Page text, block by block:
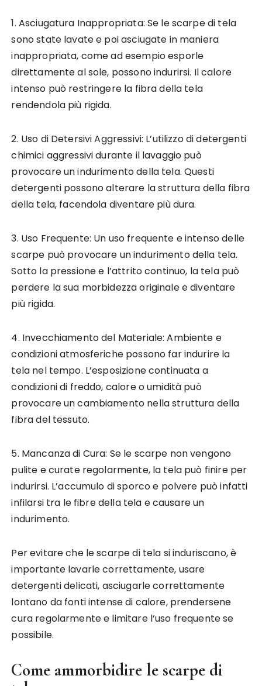
1. Asciugatura Inappropriata: Se le scarpe di tela
sono state lavate e poi asciugate in maniera
inappropriata, come ad esempio esporle
direttamente al sole, possono indurirsi. Il calore
intenso può restringere la fibra della tela
rendendola più rigida.
2. Uso di Detersivi Aggressivi: L’utilizzo di detergenti
chimici aggressivi durante il lavaggio può
provocare un indurimento della tela. Questi
detergenti possono alterare la struttura della fibra
della tela, facendola diventare più dura.
3. Uso Frequente: Un uso frequente e intenso delle
scarpe può provocare un indurimento della tela.
Sotto la pressione e l’attrito continuo, la tela può
perdere la sua morbidezza originale e diventare
più rigida.
4. Invecchiamento del Materiale: Ambiente e
condizioni atmosferiche possono far indurire la
tela nel tempo. L’esposizione continuata a
condizioni di freddo, calore o umidità può
provocare un cambiamento nella struttura della
fibra del tessuto.
5. Mancanza di Cura: Se le scarpe non vengono
pulite e curate regolarmente, la tela può finire per
indurirsi. L’accumulo di sporco e polvere può infatti
infilarsi tra le fibre della tela e causare un
indurimento.
Per evitare che le scarpe di tela si induriscano, è
importante lavarle correttamente, usare
detergenti delicati, asciugarle correttamente
lontano da fonti intense di calore, prendersene
cura regolarmente e limitare l’uso frequente se
possibile.
Come ammorbidire le scarpe di